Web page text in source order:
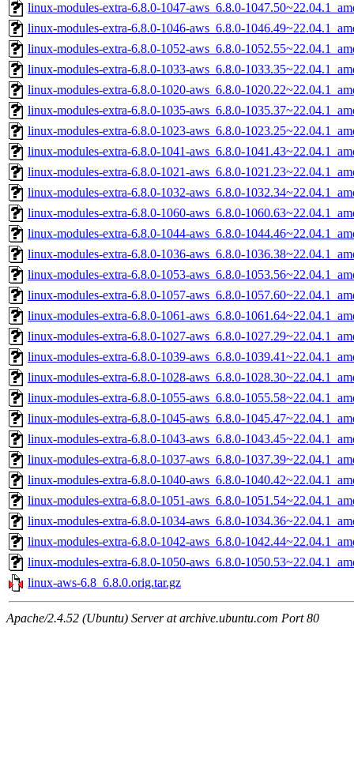
linux-modules-extra-6.8.0-1047-aws_6.8.0-
linux-modules-extra-6.8.0-1046-aws_6.8.0-
linux-modules-extra-6.8.0-1052-aws_6.8.0-
linux-modules-extra-6.8.0-1033-aws_6.8.0-
linux-modules-extra-6.8.0-1020-aws_6.8.0-
linux-modules-extra-6.8.0-1035-aws_6.8.0-
linux-modules-extra-6.8.0-1023-aws_6.8.0-
linux-modules-extra-6.8.0-1041-aws_6.8.0-
linux-modules-extra-6.8.0-1021-aws_6.8.0-
linux-modules-extra-6.8.0-1032-aws_6.8.0-
linux-modules-extra-6.8.0-1060-aws_6.8.0-
linux-modules-extra-6.8.0-1044-aws_6.8.0-
linux-modules-extra-6.8.0-1036-aws_6.8.0-
linux-modules-extra-6.8.0-1053-aws_6.8.0-
linux-modules-extra-6.8.0-1057-aws_6.8.0-
linux-modules-extra-6.8.0-1061-aws_6.8.0-
linux-modules-extra-6.8.0-1027-aws_6.8.0-
linux-modules-extra-6.8.0-1039-aws_6.8.0-
linux-modules-extra-6.8.0-1028-aws_6.8.0-
linux-modules-extra-6.8.0-1055-aws_6.8.0-
linux-modules-extra-6.8.0-1045-aws_6.8.0-
linux-modules-extra-6.8.0-1043-aws_6.8.0-
linux-modules-extra-6.8.0-1037-aws_6.8.0-
linux-modules-extra-6.8.0-1040-aws_6.8.0-
linux-modules-extra-6.8.0-1051-aws_6.8.0-
linux-modules-extra-6.8.0-1034-aws_6.8.0-
linux-modules-extra-6.8.0-1042-aws_6.8.0-
linux-modules-extra-6.8.0-1050-aws_6.8.0-
linux-aws-6.8_6.8.0.orig.tar.gz
Apache/2.4.52 (Ubuntu) Server at archive.ubuntu.com Port 80